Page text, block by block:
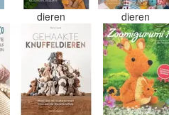
dieren dieren